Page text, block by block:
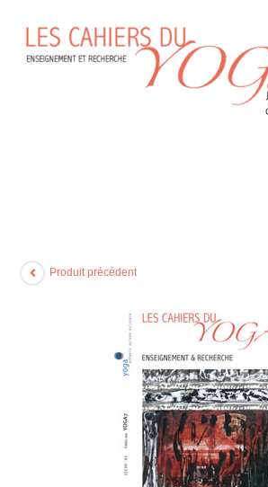
Produit précédent